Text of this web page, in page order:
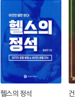
헬스의 정석